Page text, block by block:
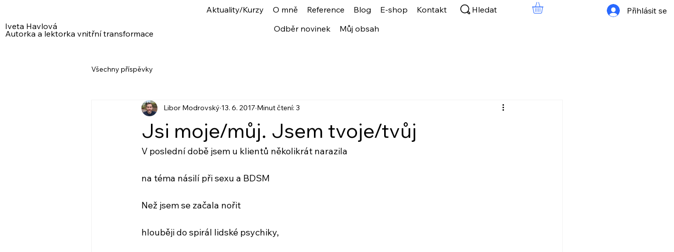
Iveta Havlová
Autorka a lektorka vnitřní transformace
Aktuality/Kurzy O mně Reference Blog E-shop
Kontakt
Odběr novinek
Můj obsah
Přihlásit se
Hledat
Všechny příspěvky
Jsi moje/můj. Jsem tvoje/tvůj
Libor Modrovský 13. 6. 2017 Minut čtení: 3
V poslední době jsem u klientů několikrát narazila
na téma násilí při sexu a BDSM
Než jsem se začala nořit
hlouběji do spirál lidské psychiky,